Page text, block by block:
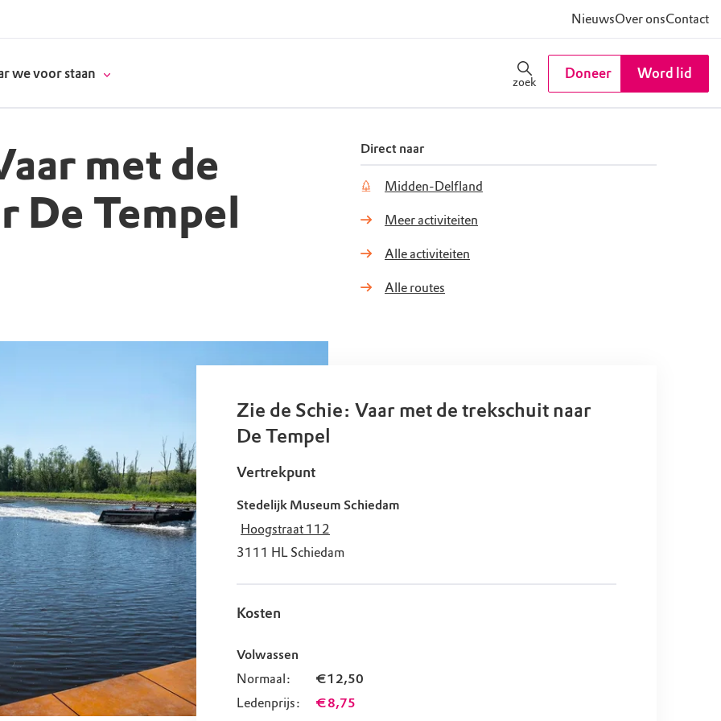
NieuwsOver onsContact
we voor staan
zoek
Doneer Word lid
met de
De Tempel
Direct naar
Midden-Delfland
Meer activiteiten
Alle activiteiten
Alle routes
Zie de Schie: Vaar met de trekschuit naar
De Tempel
Vertrekpunt
Stedelijk Museum Schiedam
Hoogstraat 112
3111 HL Schiedam
Kosten
Volwassen
Normaal:
€ 12,50
Ledenprijs:
€ 8,75